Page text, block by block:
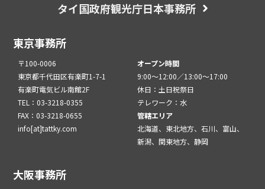
タイ国政府観光庁日本事務所
東京事務所
〒100-0006
東京都千代田区有楽町1-7-1
有楽町電気ビル南館2F
TEL：03-3218-0355
FAX：03-3218-0655
info[at]tattky.com
オープン時間
9:00～12:00／13:00～17:00
休日：土日祝祭日
テレワーク：水
管轄エリア
北海道、東北地方、石川、富山、
新潟、関東地方、静岡
大阪事務所